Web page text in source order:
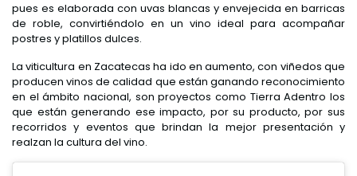
pues es elaborada con uvas blancas y envejecida en barricas
de roble, convirtiéndolo en un vino ideal para acompañar
postres y platillos dulces.
La viticultura en Zacatecas ha ido en aumento, con viñedos que
producen vinos de calidad que están ganando reconocimiento
en el ámbito nacional, son proyectos como Tierra Adentro los
que están generando ese impacto, por su producto, por sus
recorridos y eventos que brindan la mejor presentación y
realzan la cultura del vino.